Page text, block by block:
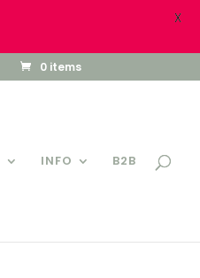
0 items
INFO B2B
X